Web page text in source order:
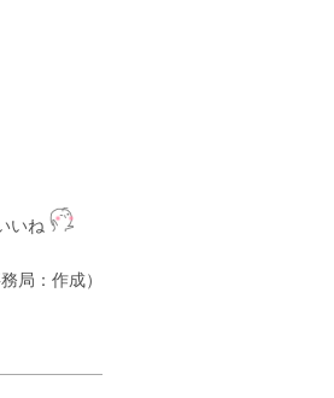
いね
務局：作成）